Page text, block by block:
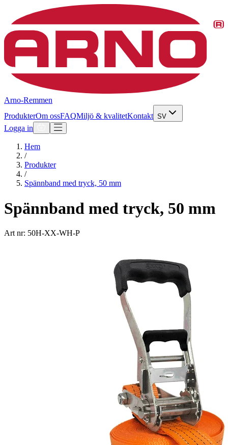
Arno-Remmen
ProdukterOm ossFAQMiljö & kvalitetKontakt SV
Logga in
Hem
/
Produkter
/
Spännband med tryck, 50 mm
Spännband med tryck, 50 mm
Art nr: 50H-XX-WH-P